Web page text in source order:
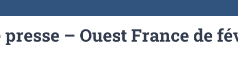
– Ouest France de